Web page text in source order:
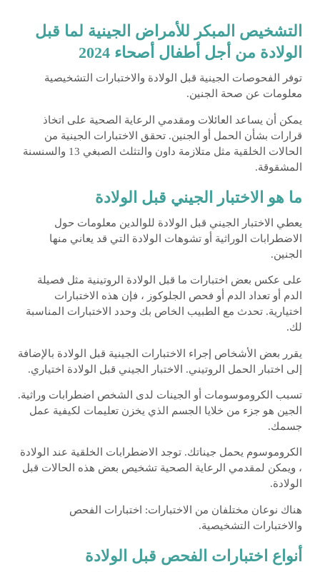
التشخيص المبكر للأمراض الجينية لما قبل
الولادة من أجل أطفال أصحاء 2024
توفر الفحوصات الجينية قبل الولادة والاختبارات التشخيصية
معلومات عن صحة الجنين.
يمكن أن يساعد العائلات ومقدمي الرعاية الصحية على اتخاذ
قرارات بشأن الحمل أو الجنين. تحقق الاختبارات الجينية من
الحالات الخلقية مثل متلازمة داون والتثلث الصبغي 13 والسنسنة
المشقوقة.
ما هو الاختبار الجيني قبل الولادة
يعطي الاختبار الجيني قبل الولادة للوالدين معلومات حول
الاضطرابات الوراثية أو تشوهات الولادة التي قد يعاني منها
الجنين.
على عكس بعض اختبارات ما قبل الولادة الروتينية مثل فصيلة
الدم أو تعداد الدم أو فحص الجلوكوز ، فإن هذه الاختبارات
اختيارية. تحدث مع الطبيب الخاص بك وحدد الاختبارات المناسبة
لك.
يقرر بعض الأشخاص إجراء الاختبارات الجينية قبل الولادة بالإضافة
إلى اختبار الحمل الروتيني. الاختبار الجيني قبل الولادة اختياري.
تسبب الكروموسومات أو الجينات لدى الشخص اضطرابات وراثية.
الجين هو جزء من خلايا الجسم الذي يخزن تعليمات لكيفية عمل
جسمك.
الكروموسوم يحمل جيناتك. توجد الاضطرابات الخلقية عند الولادة
، ويمكن لمقدمي الرعاية الصحية تشخيص بعض هذه الحالات قبل
الولادة.
هناك نوعان مختلفان من الاختبارات: اختبارات الفحص
والاختبارات التشخيصية.
أنواع اختبارات الفحص قبل الولادة